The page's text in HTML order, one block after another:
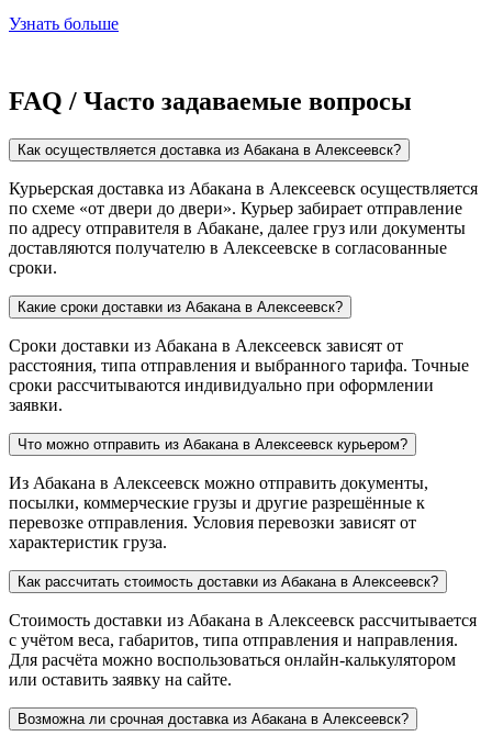
Узнать больше
FAQ / Часто задаваемые вопросы
Как осуществляется доставка из Абакана в Алексеевск?
Курьерская доставка из Абакана в Алексеевск осуществляется
по схеме «от двери до двери». Курьер забирает отправление
по адресу отправителя в Абакане, далее груз или документы
доставляются получателю в Алексеевске в согласованные
сроки.
Какие сроки доставки из Абакана в Алексеевск?
Сроки доставки из Абакана в Алексеевск зависят от
расстояния, типа отправления и выбранного тарифа. Точные
сроки рассчитываются индивидуально при оформлении
заявки.
Что можно отправить из Абакана в Алексеевск курьером?
Из Абакана в Алексеевск можно отправить документы,
посылки, коммерческие грузы и другие разрешённые к
перевозке отправления. Условия перевозки зависят от
характеристик груза.
Как рассчитать стоимость доставки из Абакана в Алексеевск?
Стоимость доставки из Абакана в Алексеевск рассчитывается
с учётом веса, габаритов, типа отправления и направления.
Для расчёта можно воспользоваться онлайн-калькулятором
или оставить заявку на сайте.
Возможна ли срочная доставка из Абакана в Алексеевск?